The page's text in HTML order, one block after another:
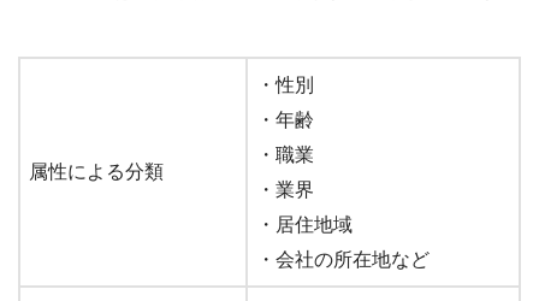
属性による分類
・性別
・年齢
・職業
・業界
・居住地域
・会社の所在地など